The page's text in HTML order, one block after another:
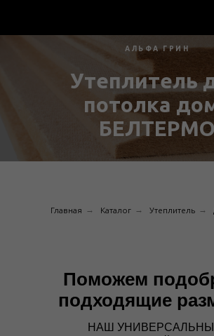
Утеплитель
потолка
БЕЛТЕРМО
АЛЬФА ГРИН
Главная → Каталог → Утеплитель →
Поможем
подходящие
НАШ